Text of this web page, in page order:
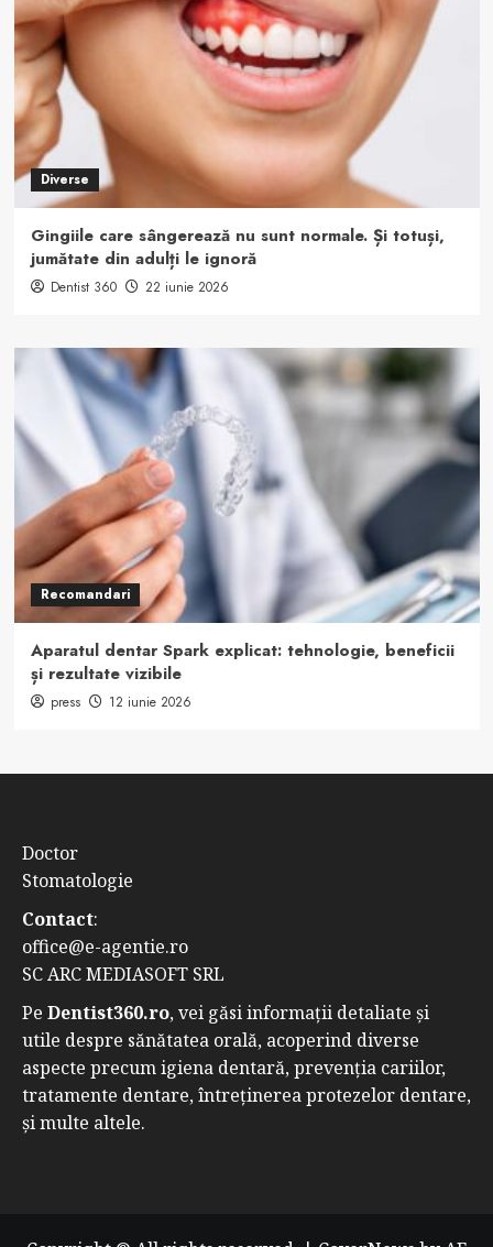
Diverse
Gingiile care sângerează nu sunt normale. Și totuși,
jumătate din adulți le ignoră
Dentist 360 22 iunie 2026
Recomandari
Aparatul dentar Spark explicat: tehnologie, beneficii
și rezultate vizibile
press 12 iunie 2026
Doctor
Stomatologie
Contact:
office@e-agentie.ro
SC ARC MEDIASOFT SRL
Pe Dentist360.ro, vei găsi informații detaliate și
utile despre sănătatea orală, acoperind diverse
aspecte precum igiena dentară, prevenția cariilor,
tratamente dentare, întreținerea protezelor dentare,
și multe altele.